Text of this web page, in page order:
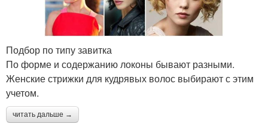
Подбор по типу завитка
По форме и содержанию локоны бывают разными.
Женские стрижки для кудрявых волос выбирают с этим
учетом.
читать дальше →